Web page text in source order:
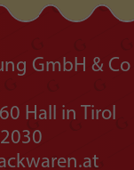
GmbH & Co
Hall in Tirol